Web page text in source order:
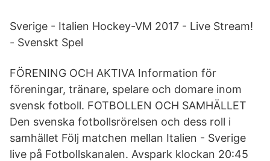
Sverige - Italien Hockey-VM 2017 - Live Stream!
- Svenskt Spel
FÖRENING OCH AKTIVA Information för
föreningar, tränare, spelare och domare inom
svensk fotboll. FOTBOLLEN OCH SAMHÄLLET
Den svenska fotbollsrörelsen och dess roll i
samhället Följ matchen mellan Italien - Sverige
live på Fotbollskanalen. Avspark klockan 20:45